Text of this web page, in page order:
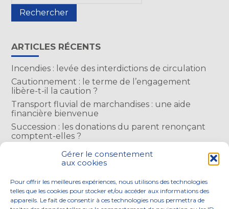
Gérer le consentement
aux cookies
Pour offrir les meilleures expériences, nous utilisons des technologies
telles que les cookies pour stocker et/ou accéder aux informations des
appareils. Le fait de consentir à ces technologies nous permettra de
ARTICLES RÉCENTS
Incendies : levée des interdictions de circulation
Cautionnement : le terme de l’engagement
libère-t-il la caution ?
Transport fluvial de marchandises : une aide
financière bienvenue
Succession : les donations du parent renonçant
comptent-elles ?
Encadrement des loyers : une année de plus
COMMENTAIRES RÉCENTS